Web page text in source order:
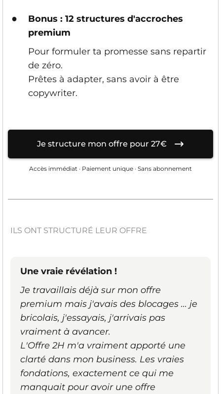
●
Bonus : 12 structures d'accroches
premium
Pour formuler ta promesse sans repartir
de zéro.
Prêtes à adapter, sans avoir à être
copywriter.
Je structure mon offre pour 27€
Accès immédiat · Paiement unique · Sans abonnement
ILS ONT STRUCTURÉ LEUR OFFRE
Une vraie révélation !
Je travaillais déjà sur mon offre
premium mais j'avais des blocages ... je
bricolais, j'essayais, j'arrivais pas
vraiment à avancer.
L'Offre 2H m'a vraiment apporté une
clarté dans mon business. Les vraies
fondations, exactement ce qui me
manquait pour avoir une offre